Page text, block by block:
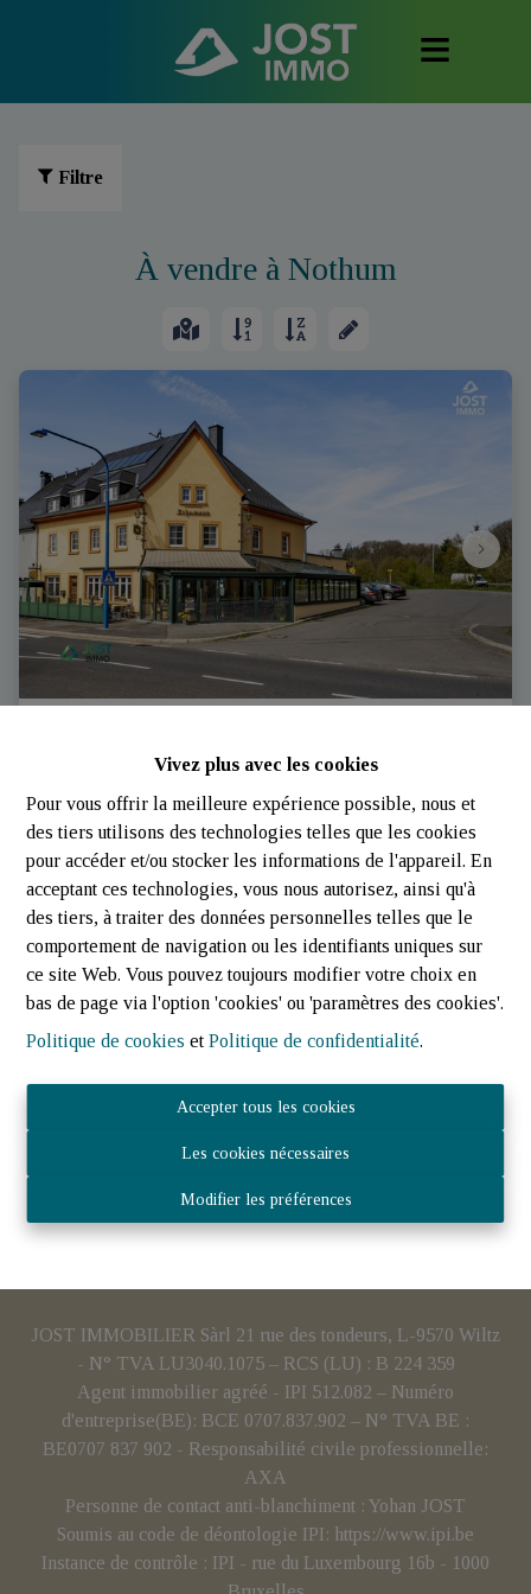
Vivez plus avec les cookies
Pour vous offrir la meilleure expérience possible, nous et
des tiers utilisons des technologies telles que les cookies
pour accéder et/ou stocker les informations de l'appareil. En
acceptant ces technologies, vous nous autorisez, ainsi qu'à
des tiers, à traiter des données personnelles telles que le
comportement de navigation ou les identifiants uniques sur
ce site Web. Vous pouvez toujours modifier votre choix en
bas de page via l'option 'cookies' ou 'paramètres des cookies'.
Politique de cookies etPolitique de confidentialité.
Accepter tous les cookies
Les cookies nécessaires
Modifier les préférences
Filtre
À vendre à Nothum
logement à vendre | Jost Immo |
Beiwenerstrooss 19, 9678  Nothum (Luxembourg) |
Ref: 3396
€ 1.400.000
707 m² 868 m² 16
JOST IMMOBILIER Sàrl 21 rue des tondeurs, L-9570 Wiltz
- N° TVA LU3040.1075 – RCS (LU) : B 224 359
Agent immobilier agréé - IPI 512.082 – Numéro
d'entreprise(BE): BCE 0707.837.902 – N° TVA BE :
BE0707 837 902 - Responsabilité civile professionnelle:
AXA
Personne de contact anti-blanchiment : Yohan JOST
Soumis au code de déontologie IPI: https://www.ipi.be
Instance de contrôle : IPI - rue du Luxembourg 16b - 1000